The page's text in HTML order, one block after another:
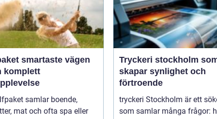
vägen
komplett
samlar boende,
mat och ofta spa eller
Tryckeri stockholm
skapar synlighet och
förtroende
tryckeri Stockholm är ett
som samlar många frågor: